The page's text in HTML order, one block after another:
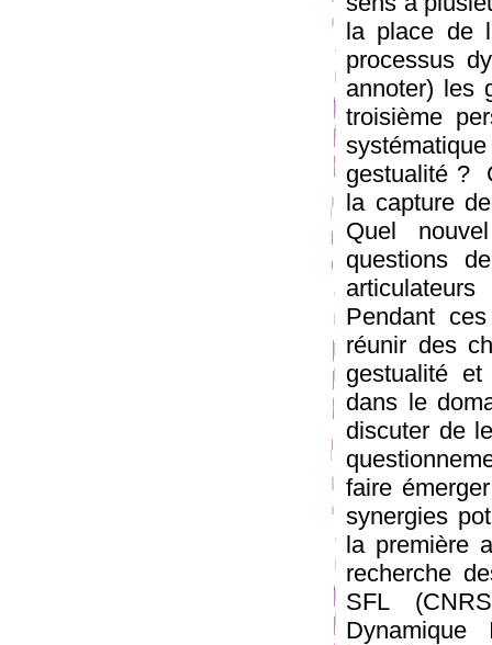
la place de
processus
annoter) les
troisième
gestualité ?
la capture
Quel
questions
Pendant
réunir des
gestualité
dans le
discuter de
faire
synergies
la première
recherche
SFL